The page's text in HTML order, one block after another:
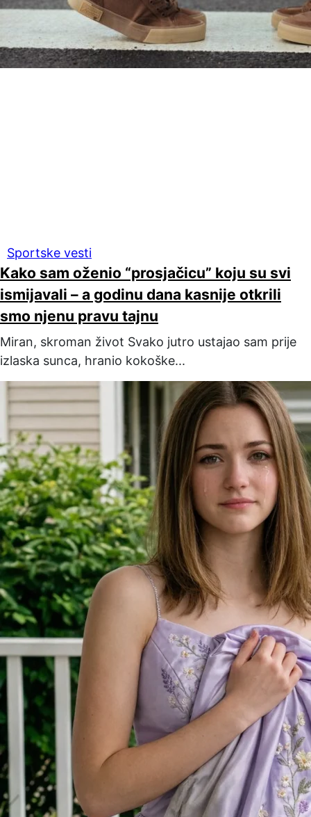
Sportske vesti
Kako sam oženio “prosjačicu” koju su svi
ismijavali – a godinu dana kasnije otkrili
smo njenu pravu tajnu
Miran, skroman život Svako jutro ustajao sam prije
izlaska sunca, hranio kokoške...